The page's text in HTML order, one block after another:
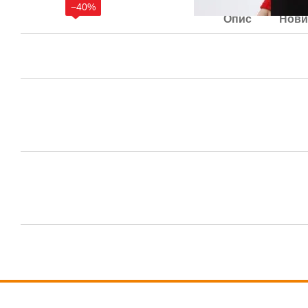
−40%
Опис